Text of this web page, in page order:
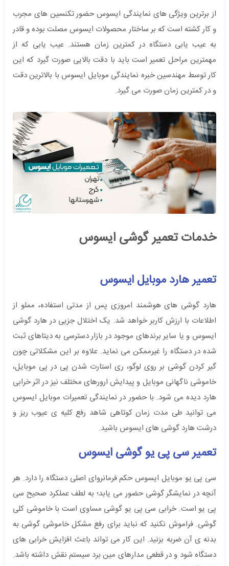
از برترین ویژگی های نمایندگی ایسوس حضور تکنسین های مجرب
و کار کشته است که بر ساختار محصولات ایسوس مصلت بوده و قادر
به عیب یابی دستگاه در کمترین زمان هستند. عیب یابی که از
مهمترین مراحل تعمیر است باید با دقت بالایی صورت گیرد که این
کار توسط مهندسین خبره نمایندگی موبایل ایسوس با بالاترین دقت
و در کمترین زمان صورت می گیرد.
خدمات تعمیر گوشی ایسوس
تعمیر هارد موبایل ایسوس
هارد گوشی های هوشمند امروزی پس از مدتی استفاده، مملو از
اطلاعات با ارزش کاربر خواهد شد. یک اختلال جزیی در هارد گوشی
ایسوس و یا سایر برندهای موجود در بازار دسترسی به دیتاهای ثبت
شده در دستگاه را غیرممکن می نماید. علاوه بر این مشکلاتی چون
گیر کردن گوشی بر روی لوگو، ری استارت شدن پی در پی موبایل،
خاموشی ناگهانی موبایل و پیدایش ارورهای مختلف نیز در اثر خرابی
هارد دیده می شود. با حضور در نمایندگی تعمیرات موبایل ایسوس
می توانید طی مدت زمان کوتاهی شاهد رفع کلیه ی عیوب ریز و
درشت هارد گوشی های ایسوس باشید.
تعمیر سی پی یو گوشی ایسوس
سی پی یو موبایل ایسوس حکم فرمانروای اصلی دستگاه را دارد. هر
آنچه در نمایشگر گوشی حضور می یابد؛ به لطف عملکرد صحیح سی
پی یو است. خرابی سی پی یو گوشی مساوی است با خاموشی کلی
گوشی. فراموش نکنید که نباید برای رفع مشکل خاموشی گوشی به
بدنه ی آن ضربه بزنید. این کار می تواند باعث افزایش خرابی های
دستگاه شود و در قطعی مدارهای مین برد سیستم نقش داشته باشد.